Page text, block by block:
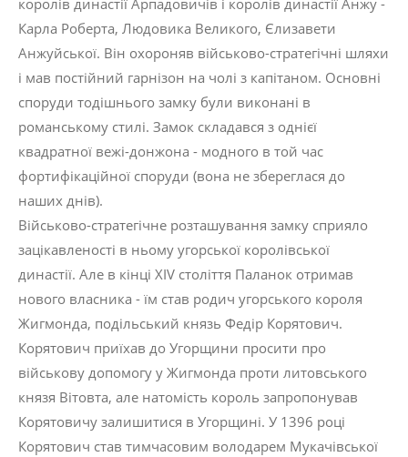
королів династії Арпадовичів і королів династії Анжу -
Карла Роберта, Людовика Великого, Єлизавети
Анжуйської. Він охороняв військово-стратегічні шляхи
і мав постійний гарнізон на чолі з капітаном. Основні
споруди тодішнього замку були виконані в
романському стилі. Замок складався з однієї
квадратної вежі-донжона - модного в той час
фортифікаційної споруди (вона не збереглася до
наших днів).
Військово-стратегічне розташування замку сприяло
зацікавленості в ньому угорської королівської
династії. Але в кінці ХIV століття Паланок отримав
нового власника - їм став родич угорського короля
Жигмонда, подільський князь Федір Корятович.
Корятович приїхав до Угорщини просити про
військову допомогу у Жигмонда проти литовського
князя Вітовта, але натомість король запропонував
Корятовичу залишитися в Угорщині. У 1396 році
Корятович став тимчасовим володарем Мукачівської